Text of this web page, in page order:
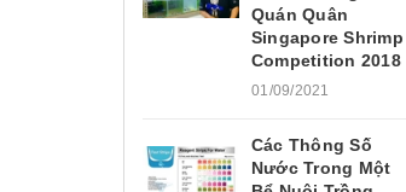
Quán Quân
Singapore Shrimp
Competition 2018
01/09/2021
Các Thông Số
Nước Trong Một